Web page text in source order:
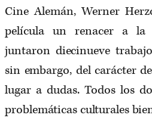
Cine Alemán, Werner
película un renacer a la
juntaron diecinueve
sin embargo, del carácter
lugar a dudas. Todos los
problemáticas culturales